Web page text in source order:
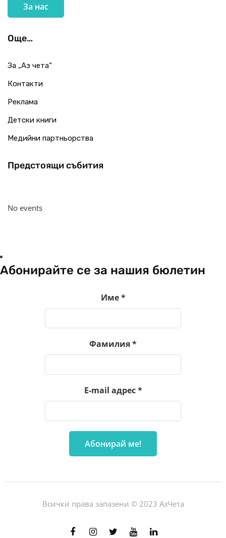
За нас
Още…
За „Аз чета“
Контакти
Реклама
Детски книги
Медийни партньорства
Предстоящи събития
No events
Абонирайте се за нашия бюлетин
Име*
Фамилия*
E-mail адрес*
Всички права запазени © 2023 АзЧета